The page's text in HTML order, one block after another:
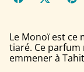
Le Monoï est ce
tiaré. Ce
emmener à